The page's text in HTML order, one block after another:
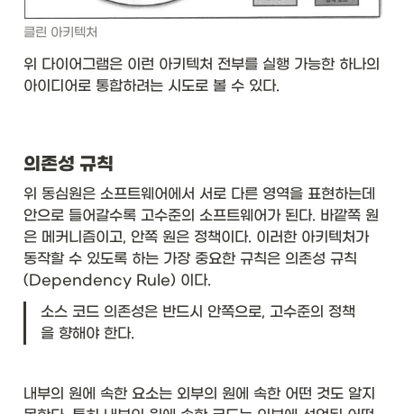
클린 아키텍처
위 다이어그램은 이런 아키텍처 전부를 실행 가능한 하나의
아이디어로 통합하려는 시도로 볼 수 있다.
의존성 규칙
위 동심원은 소프트웨어에서 서로 다른 영역을 표현하는데
안으로 들어갈수록 고수준의 소프트웨어가 된다. 바깥쪽 원
은 메커니즘이고, 안쪽 원은 정책이다. 이러한 아키텍처가
동작할 수 있도록 하는 가장 중요한 규칙은 의존성 규칙
(Dependency Rule) 이다.
소스 코드 의존성은 반드시 안쪽으로, 고수준의 정책
을 향해야 한다.
내부의 원에 속한 요소는 외부의 원에 속한 어떤 것도 알지